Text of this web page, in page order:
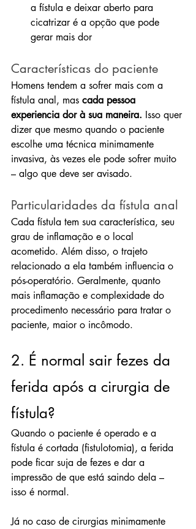
a fístula e deixar aberto para
cicatrizar é a opção que pode
gerar mais dor
Características do paciente
Homens tendem a sofrer mais com a
fístula anal, mas cada pessoa
experiencia dor à sua maneira. Isso quer
dizer que mesmo quando o paciente
escolhe uma técnica minimamente
invasiva, às vezes ele pode sofrer muito
– algo que deve ser avisado.
Particularidades da fístula anal
Cada fístula tem sua característica, seu
grau de inflamação e o local
acometido. Além disso, o trajeto
relacionado a ela também influencia o
pós-operatório. Geralmente, quanto
mais inflamação e complexidade do
procedimento necessário para tratar o
paciente, maior o incômodo.
2. É normal sair fezes da
ferida após a cirurgia de
fístula?
Quando o paciente é operado e a
fístula é cortada (fistulotomia), a ferida
pode ficar suja de fezes e dar a
impressão de que está saindo dela –
isso é normal.
Já no caso de cirurgias minimamente